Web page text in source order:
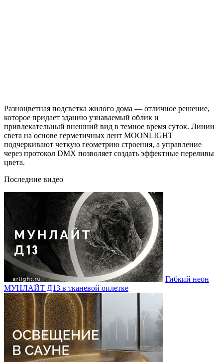
Разноцветная подсветка жилого дома — отличное решение,
которое придает зданию узнаваемый облик и
привлекательный внешний вид в темное время суток. Линии
света на основе герметичных лент MOONLIGHT
подчеркивают четкую геометрию строения, а управление
через протокол DMX позволяет создать эффектные переливы
цвета.
Последние видео
Гибкий неон
МУНЛАЙТ Д13 в тканевой оплетке